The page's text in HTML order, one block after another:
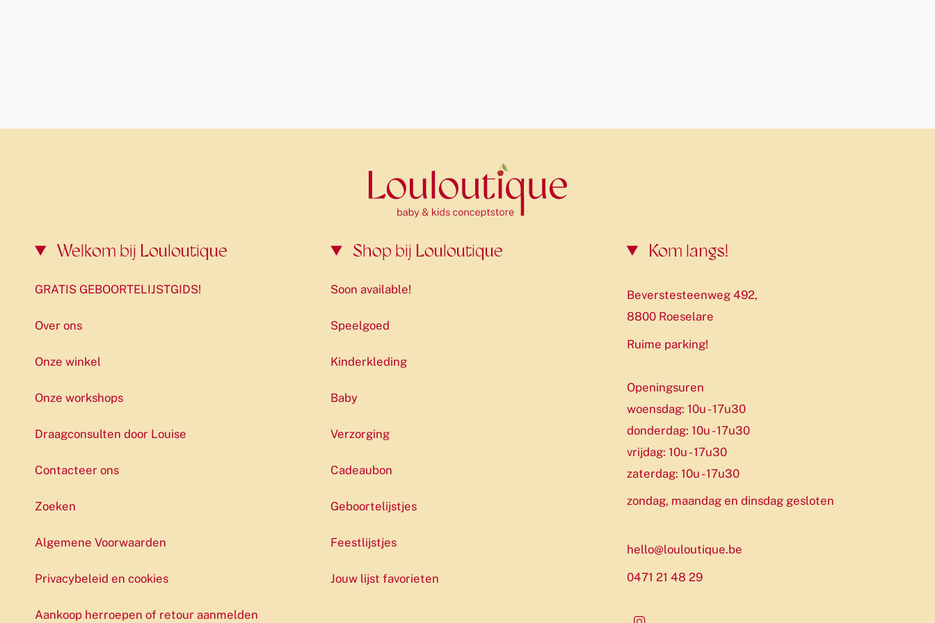
Welkom bij Louloutique
GRATIS GEBOORTELIJSTGIDS!
Over ons
Onze winkel
Onze workshops
Draagconsulten door Louise
Contacteer ons
Zoeken
Algemene Voorwaarden
Privacybeleid en cookies
Aankoop herroepen of retour aanmelden
Shop bij Louloutique
Soon available!
Speelgoed
Kinderkleding
Baby
Verzorging
Cadeaubon
Geboortelijstjes
Feestlijstjes
Jouw lijst favorieten
Kom langs!
Beverstesteenweg 492,
8800 Roeselare
Ruime parking!
Openingsuren
woensdag: 10u - 17u30
donderdag: 10u - 17u30
vrijdag: 10u - 17u30
zaterdag: 10u - 17u30
zondag, maandag en dinsdag gesloten
hello@louloutique.be
0471 21 48 29
Instagram